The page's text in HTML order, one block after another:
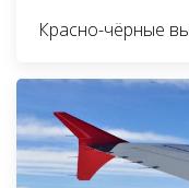
Красно-чёрные